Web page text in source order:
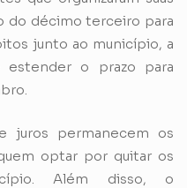
do décimo terceiro para
junto ao município, a
estender o prazo para
juros permanecem os
optar por quitar os
Além disso, o